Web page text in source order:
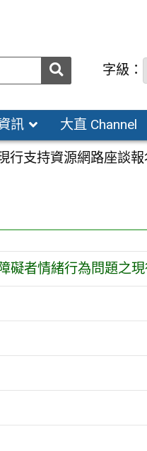
送出 字級：
訊 大直 Channel
行支持資源網路座談
礙者情緒行為問題之